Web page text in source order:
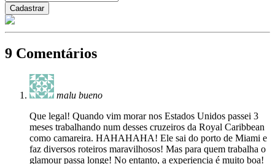
9 Comentários
malu bueno
Que legal! Quando vim morar nos Estados Unidos passei 3
meses trabalhando num desses cruzeiros da Royal Caribbean
como camareira. HAHAHAHA! Ele sai do porto de Miami e
faz diversos roteiros maravilhosos! Mas para quem trabalha o
glamour passa longe! No entanto, a experiencia é muito boa!